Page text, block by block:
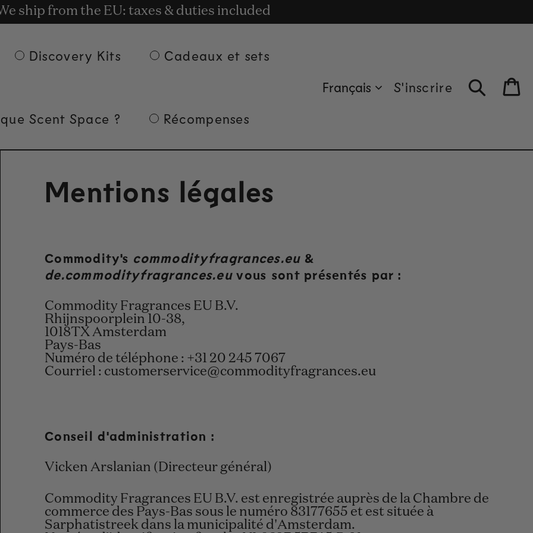
Livraison gratuite à partir de 135 € d'achat.
ship from the EU: taxes & duties included
rewards for shopping with Commodity.Circle
Discovery Kits Cadeaux et sets
Scent Space ? Récompenses
Français S'inscrire Bag
Mentions légales
Commodity's commodityfragrances.eu&
de.commodityfragrances.euvous sont présentés par :
Commodity Fragrances EU B.V.
Rhijnspoorplein 10-38,
1018TX Amsterdam
Pays-Bas
Numéro de téléphone : +31 20 245 7067
Courriel : customerservice@commodityfragrances.eu
Conseil d'administration :
Vicken Arslanian (Directeur général)
Commodity Fragrances EU B.V. est enregistrée auprès de la Chambre de
commerce des Pays-Bas sous le numéro 83177655 et est située à
Sarphatistreek dans la municipalité d'Amsterdam.